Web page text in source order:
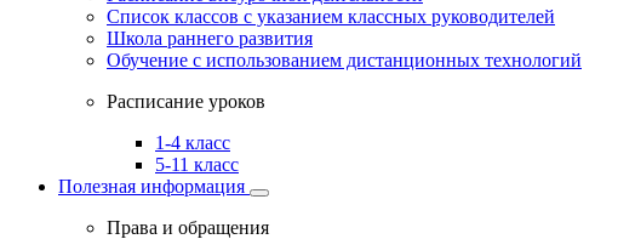
Список классов с указанием классных руководителей
Школа раннего развития
Обучение с использованием дистанционных технологий
Расписание уроков
1-4 класс
5-11 класс
Полезная информация
Права и обращения